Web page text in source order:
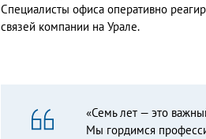
Специалисты офиса оперативно
связей компании на Урале.
«Семь лет — это
Мы гордимся